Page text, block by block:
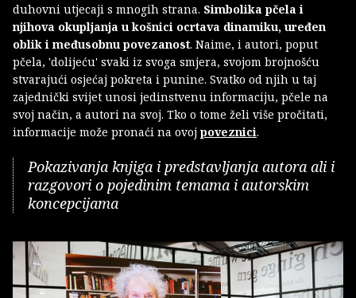
duhovni utjecaji s mnogih strana. Simbolika pčela i
njihova okupljanja u košnici ocrtava dinamiku, uređen
oblik i međusobnu povezanost. Naime, i autori, poput
pčela, 'dolijeću' svaki iz svoga smjera, svojom brojnošću
stvarajući osjećaj pokreta i punine. Svatko od njih u taj
zajednički svijet unosi jedinstvenu informaciju, pčele na
svoj način, a autori na svoj. Tko o tome želi više pročitati,
informacije može pronaći na ovoj poveznici.
Pokazivanja knjiga i predstavljanja autora ali i
razgovori o pojedinim temama i autorskim
koncepcijama